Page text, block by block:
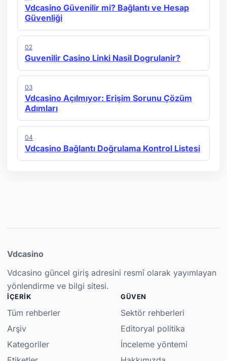
Vdcasino Güvenilir mi? Bağlantı ve Hesap
Güvenliği
02
Guvenilir Casino Linki Nasil Dogrulanir?
03
Vdcasino Açılmıyor: Erişim Sorunu Çözüm
Adımları
04
Vdcasino Bağlantı Doğrulama Kontrol Listesi
Vdcasino
Vdcasino güncel giriş adresini resmî olarak yayımlayan
yönlendirme ve bilgi sitesi.
İÇERIK
Tüm rehberler
Arşiv
Kategoriler
GÜVEN
Sektör rehberleri
Editoryal politika
İnceleme yöntemi